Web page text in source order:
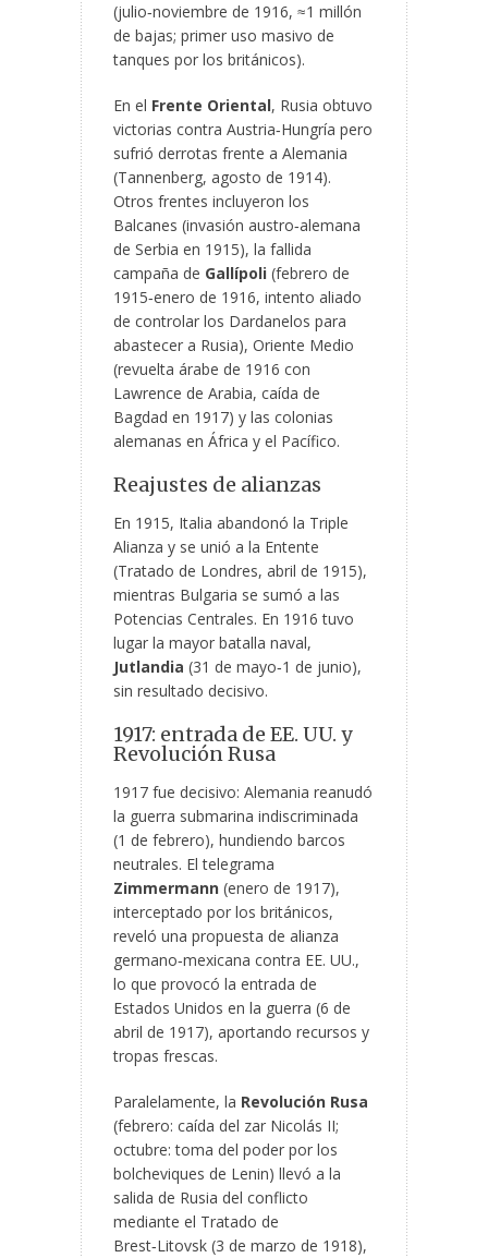
(julio‑noviembre de 1916, ≈1 millón
de bajas; primer uso masivo de
tanques por los británicos).
En el Frente Oriental, Rusia obtuvo
victorias contra Austria‑Hungría pero
sufrió derrotas frente a Alemania
(Tannenberg, agosto de 1914).
Otros frentes incluyeron los
Balcanes (invasión austro‑alemana
de Serbia en 1915), la fallida
campaña de Gallípoli (febrero de
1915‑enero de 1916, intento aliado
de controlar los Dardanelos para
abastecer a Rusia), Oriente Medio
(revuelta árabe de 1916 con
Lawrence de Arabia, caída de
Bagdad en 1917) y las colonias
alemanas en África y el Pacífico.
Reajustes de alianzas
En 1915, Italia abandonó la Triple
Alianza y se unió a la Entente
(Tratado de Londres, abril de 1915),
mientras Bulgaria se sumó a las
Potencias Centrales. En 1916 tuvo
lugar la mayor batalla naval,
Jutlandia (31 de mayo‑1 de junio),
sin resultado decisivo.
1917: entrada de EE. UU. y
Revolución Rusa
1917 fue decisivo: Alemania reanudó
la guerra submarina indiscriminada
(1 de febrero), hundiendo barcos
neutrales. El telegrama
Zimmermann (enero de 1917),
interceptado por los británicos,
reveló una propuesta de alianza
germano‑mexicana contra EE. UU.,
lo que provocó la entrada de
Estados Unidos en la guerra (6 de
abril de 1917), aportando recursos y
tropas frescas.
Paralelamente, la Revolución Rusa
(febrero: caída del zar Nicolás II;
octubre: toma del poder por los
bolcheviques de Lenin) llevó a la
salida de Rusia del conflicto
mediante el Tratado de
Brest‑Litovsk (3 de marzo de 1918),